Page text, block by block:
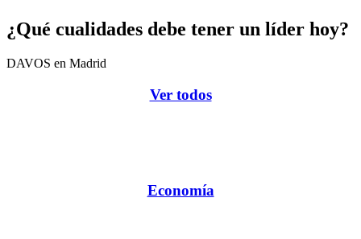
¿Qué cualidades debe tener un líder hoy?
DAVOS en Madrid
Ver todos
Economía